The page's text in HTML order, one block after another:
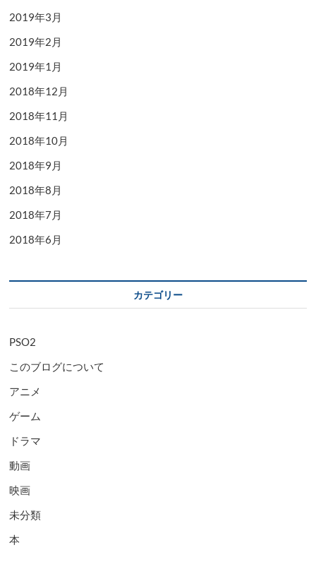
2019年3月
2019年2月
2019年1月
2018年12月
2018年11月
2018年10月
2018年9月
2018年8月
2018年7月
2018年6月
カテゴリー
PSO2
このブログについて
アニメ
ゲーム
ドラマ
動画
映画
未分類
本